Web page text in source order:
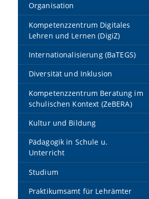
Organisation
Kompetenzzentrum Digitales
Lehren und Lernen (DigiZ)
Internationalisierung (BaTEGS)
Diversität und Inklusion
Kompetenzzentrum Beratung im
schulischen Kontext (ZeBERA)
Kultur und Bildung
Pädagogik in Schule u.
Unterricht
Studium
Praktikumsamt für Lehrämter